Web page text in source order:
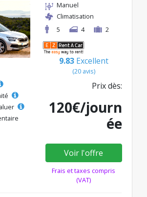
Manuel
Climatisation
5
4 2
9.83 Excellent
(20 avis)
Prix dès:
120€/journ
ée
Voir l'offre
Frais et taxes compris
(VAT)